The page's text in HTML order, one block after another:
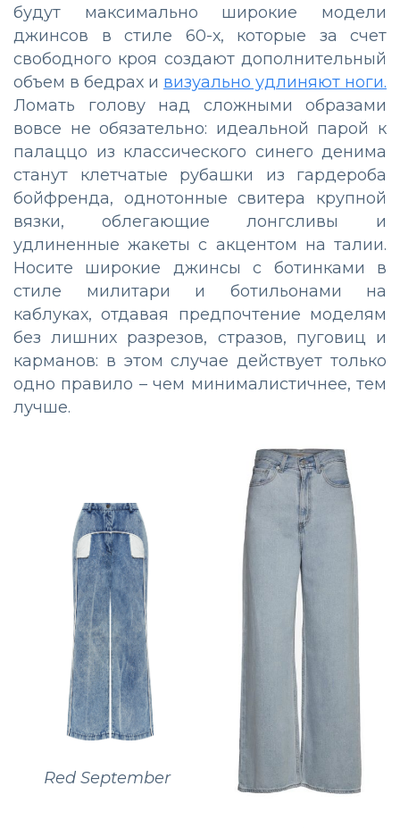
будут максимально широкие модели
джинсов в стиле 60-х, которые за счет
свободного кроя создают дополнительный
объем в бедрах и визуально удлиняют ноги.
Ломать голову над сложными образами
вовсе не обязательно: идеальной парой к
палаццо из классического синего денима
станут клетчатые рубашки из гардероба
бойфренда, однотонные свитера крупной
вязки, облегающие лонгсливы и
удлиненные жакеты с акцентом на талии.
Носите широкие джинсы с ботинками в
стиле милитари и ботильонами на
каблуках, отдавая предпочтение моделям
без лишних разрезов, стразов, пуговиц и
карманов: в этом случае действует только
одно правило – чем минималистичнее, тем
лучше.
Red September